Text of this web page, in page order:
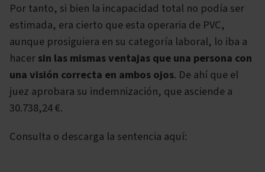
Por tanto, si bien la incapacidad total no podía ser
estimada, era cierto que esta operaria de PVC,
aunque prosiguiera en su categoría laboral, lo iba a
hacersin las mismas ventajas que una persona con
una visión correcta en ambos ojos. De ahí que el
juez aprobara su indemnización, que asciende a
30.738,24 €.
Consulta o descarga la sentencia aquí: